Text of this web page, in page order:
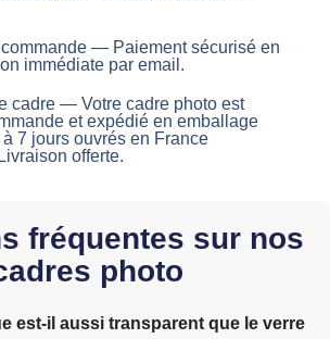
— Paiement sécurisé en
immédiate par email.
cadre — Votre cadre photo est
et expédié en emballage
7 jours ouvrés en France
offerte.
fréquentes sur nos
photo
est-il aussi transparent que le verre